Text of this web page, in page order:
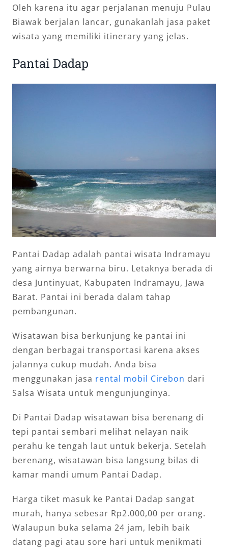
Oleh karena itu agar perjalanan menuju Pulau
Biawak berjalan lancar, gunakanlah jasa paket
wisata yang memiliki itinerary yang jelas.
Pantai Dadap
Pantai Dadap adalah pantai wisata Indramayu
yang airnya berwarna biru. Letaknya berada di
desa Juntinyuat, Kabupaten Indramayu, Jawa
Barat. Pantai ini berada dalam tahap
pembangunan.
Wisatawan bisa berkunjung ke pantai ini
dengan berbagai transportasi karena akses
jalannya cukup mudah. Anda bisa
menggunakan jasa rental mobil Cirebon dari
Salsa Wisata untuk mengunjunginya.
Di Pantai Dadap wisatawan bisa berenang di
tepi pantai sembari melihat nelayan naik
perahu ke tengah laut untuk bekerja. Setelah
berenang, wisatawan bisa langsung bilas di
kamar mandi umum Pantai Dadap.
Harga tiket masuk ke Pantai Dadap sangat
murah, hanya sebesar Rp2.000,00 per orang.
Walaupun buka selama 24 jam, lebih baik
datang pagi atau sore hari untuk menikmati